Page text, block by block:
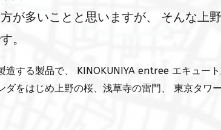
が多いことと思いますが、 そんな上
。
する製品で、 KINOKUNIYA entree エキュー
をはじめ上野の桜、浅草寺の雷門、 東京タワ